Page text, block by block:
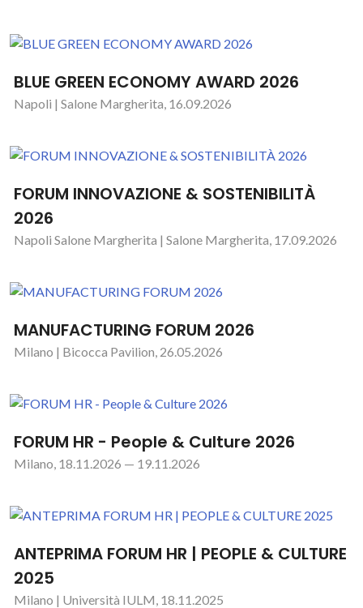
BLUE GREEN ECONOMY AWARD 2026
Napoli | Salone Margherita, 16.09.2026
FORUM INNOVAZIONE & SOSTENIBILITÀ
2026
Napoli Salone Margherita | Salone Margherita, 17.09.2026
MANUFACTURING FORUM 2026
Milano | Bicocca Pavilion, 26.05.2026
FORUM HR - People & Culture 2026
Milano, 18.11.2026 — 19.11.2026
ANTEPRIMA FORUM HR | PEOPLE & CULTURE
2025
Milano | Università IULM, 18.11.2025